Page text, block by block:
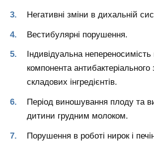
Негативні зміни в дихальній
Вестибулярні порушення.
Індивідуальна непереносимість
компонента антибактеріального
складових інгредієнтів.
Період виношування плоду та
дитини грудним молоком.
Порушення в роботі нирок і